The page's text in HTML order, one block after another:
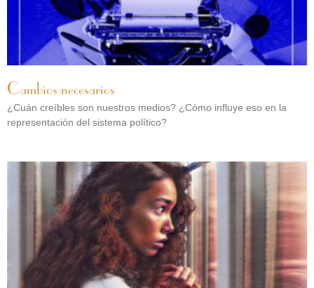
Cambios necesarios
¿Cuán creíbles son nuestros medios? ¿Cómo influye eso en la
representación del sistema político?